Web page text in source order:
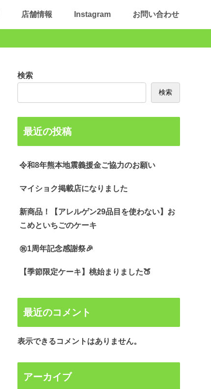
店舗情報 Instagram お問い合わせ
検索
検索
最近の投稿
令和8年熊本地震義援金ご協力のお願い
マイショク掲載店になりました
新商品！【アレルゲン29品目を使わない】お
こめといちごのケーキ
㊗️1周年記念感謝祭🎉
【季節限定ケーキ】桃始まりました🍑
最近のコメント
表示できるコメントはありません。
アーカイブ